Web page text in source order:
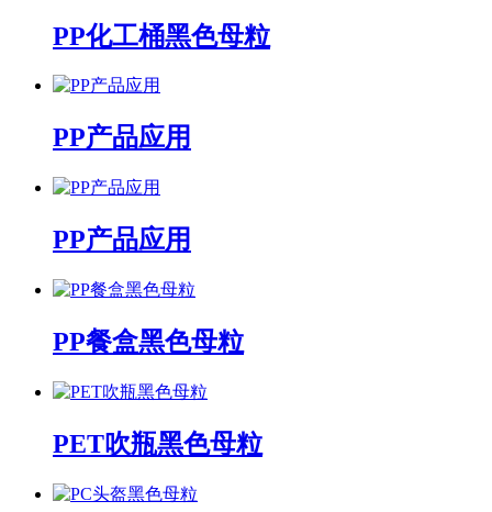
PP化工桶黑色母粒
PP产品应用
PP产品应用
PP餐盒黑色母粒
PET吹瓶黑色母粒